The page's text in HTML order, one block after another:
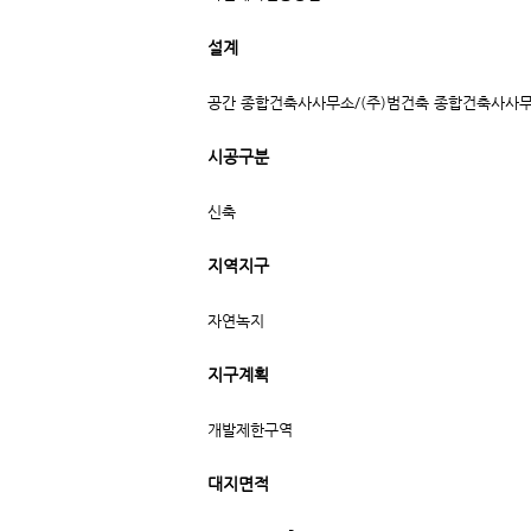
설계
공간 종합건축사사무소/(주)범건축 종합건축사사
시공구분
신축
지역지구
자연녹지
지구계획
개발제한구역
대지면적